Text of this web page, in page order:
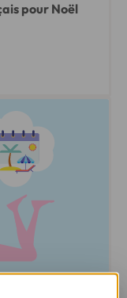
pour Noël